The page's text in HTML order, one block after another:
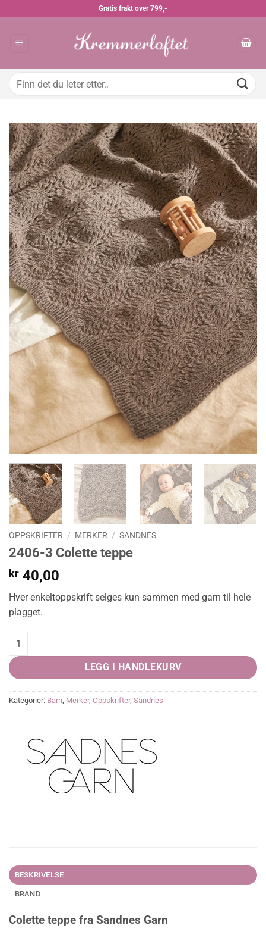
Gratis frakt over 799,-
Søk
OPPSKRIFTER / MERKER / SANDNES
2406-3 Colette teppe
kr 40,00
Hver enkeltoppskrift selges kun sammen med garn til hele
plagget.
2406-3 Colette teppe quantity
LEGG I HANDLEKURV
Kategorier: Barn, Merker, Oppskrifter, Sandnes
BESKRIVELSE
BRAND
Colette teppe fra Sandnes Garn